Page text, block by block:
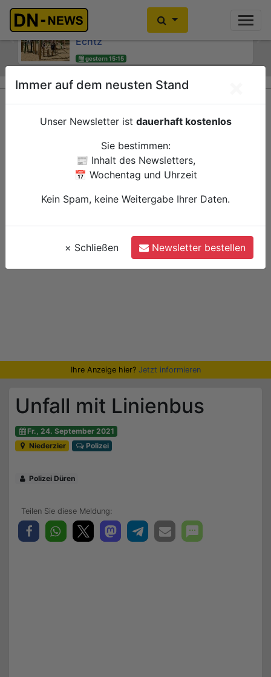
Kinder- und Jugendsprecherinnen
des Jugendheims engagieren sich für
Echtz
gestern 15:15
Kein Alkoholkonsum in der
Schwangerschaft: Interaktive
Wanderausstellung ZERO! im
Kreishaus
Düren
Verwaltung
Previous
Ihre Anzeige hier? Jetzt informieren
Unfall mit Linienbus
Fr., 24. September 2021
Niederzier
Polizei
Polizei Düren
Immer auf dem neusten Stand
Unser Newsletter ist dauerhaft kostenlos
Sie bestimmen:
📰 Inhalt des Newsletters,
📅 Wochentag und Uhrzeit
Kein Spam, keine Weitergabe Ihrer Daten.
× Schließen Newsletter bestellen